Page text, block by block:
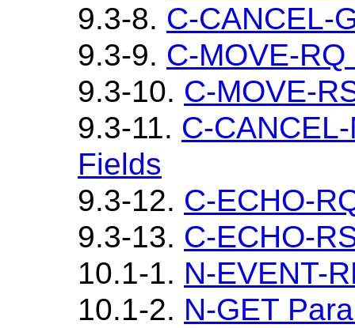
9.3-8. C-CANCEL-
9.3-9. C-MOVE-
9.3-10. C-MOVE-
9.3-11. C-
Fields
9.3-12. C-ECHO-
9.3-13. C-ECHO-
10.1-1. N-EVENT-
10.1-2. N-GET